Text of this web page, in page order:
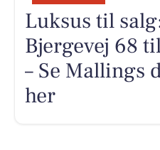
Luksus til
Bjergevej 68
– Se Mallings
her